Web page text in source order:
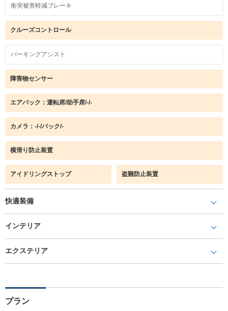
衝突被害軽減ブレーキ
クルーズコントロール
パーキングアシスト
障害物センサー
エアバック：運転席/助手席/-/-
カメラ：-/-/バック/-
横滑り防止装置
アイドリングストップ 盗難防止装置
快適装備
インテリア
エクステリア
プラン